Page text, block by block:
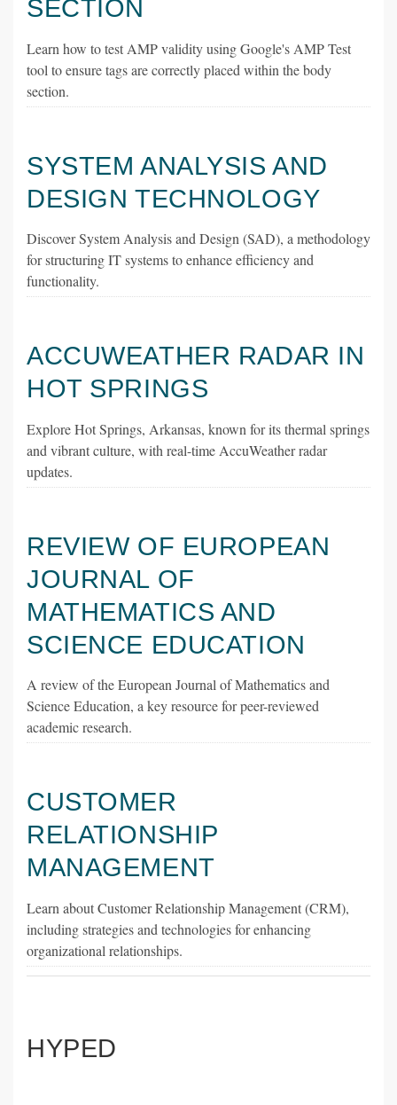
SECTION
Learn how to test AMP validity using Google's AMP Test
tool to ensure tags are correctly placed within the body
section.
SYSTEM ANALYSIS AND
DESIGN TECHNOLOGY
Discover System Analysis and Design (SAD), a methodology
for structuring IT systems to enhance efficiency and
functionality.
ACCUWEATHER RADAR IN
HOT SPRINGS
Explore Hot Springs, Arkansas, known for its thermal springs
and vibrant culture, with real-time AccuWeather radar
updates.
REVIEW OF EUROPEAN
JOURNAL OF
MATHEMATICS AND
SCIENCE EDUCATION
A review of the European Journal of Mathematics and
Science Education, a key resource for peer-reviewed
academic research.
CUSTOMER
RELATIONSHIP
MANAGEMENT
Learn about Customer Relationship Management (CRM),
including strategies and technologies for enhancing
organizational relationships.
HYPED